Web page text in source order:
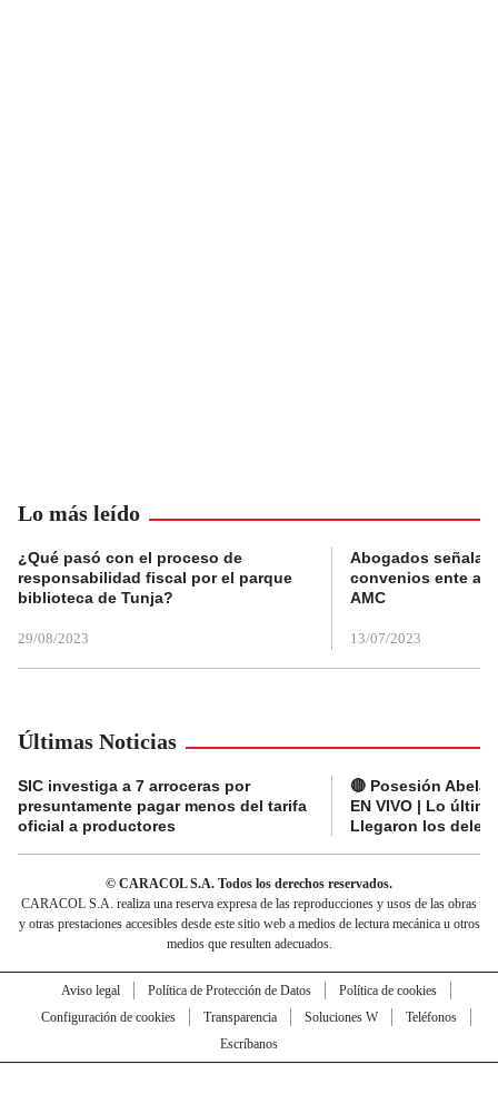
Lo más leído
¿Qué pasó con el proceso de
responsabilidad fiscal por el parque
biblioteca de Tunja?
29/08/2023
Abogados
convenios ente
AMC
13/07/2023
Últimas Noticias
SIC investiga a 7 arroceras por
presuntamente pagar menos del tarifa
oficial a productores
🔴 Posesión
EN VIVO | Lo
Llegaron los
© CARACOL S.A. Todos los derechos reservados.
CARACOL S.A. realiza una reserva expresa de las reproducciones y usos de las obras
y otras prestaciones accesibles desde este sitio web a medios de lectura mecánica u otros
medios que resulten adecuados.
Aviso legal Política de Protección de Datos
Política de cookies
Configuración de cookies
Transparencia Soluciones W
Teléfonos
Escríbanos